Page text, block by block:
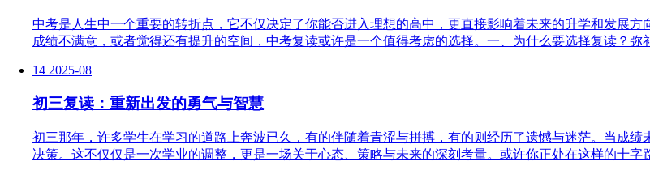
中考是人生中一个重要的转折点，它不仅决定了你能否进入理想的高中，更直接影响着未来的升学和发展
成绩不满意，或者觉得还有提升的空间，中考复读或许是一个值得考虑的选择。一、为什么要选择复读？弥
14 2025-08
初三复读：重新出发的勇气与智慧
初三那年，许多学生在学习的道路上奔波已久，有的伴随着青涩与拼搏，有的则经历了遗憾与迷茫。当成
决策。这不仅仅是一次学业的调整，更是一场关于心态、策略与未来的深刻考量。或许你正处在这样的十字